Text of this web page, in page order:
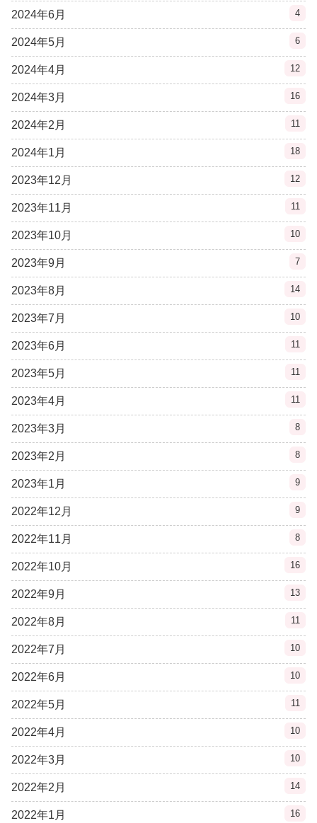
2024年6月 4
2024年5月 6
2024年4月 12
2024年3月 16
2024年2月 11
2024年1月 18
2023年12月 12
2023年11月 11
2023年10月 10
2023年9月 7
2023年8月 14
2023年7月 10
2023年6月 11
2023年5月 11
2023年4月 11
2023年3月 8
2023年2月 8
2023年1月 9
2022年12月 9
2022年11月 8
2022年10月 16
2022年9月 13
2022年8月 11
2022年7月 10
2022年6月 10
2022年5月 11
2022年4月 10
2022年3月 10
2022年2月 14
2022年1月 16